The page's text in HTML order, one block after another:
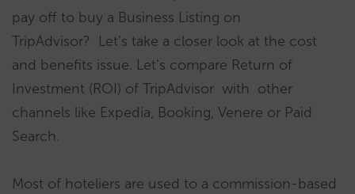
pay off to buy a Business Listing on
TripAdvisor? Let’s take a closer look at the cost
and benefits issue. Let’s compare Return of
Investment (ROI) of TripAdvisor with other
channels like Expedia, Booking, Venere or Paid
Search.
Most of hoteliers are used to a commission-based